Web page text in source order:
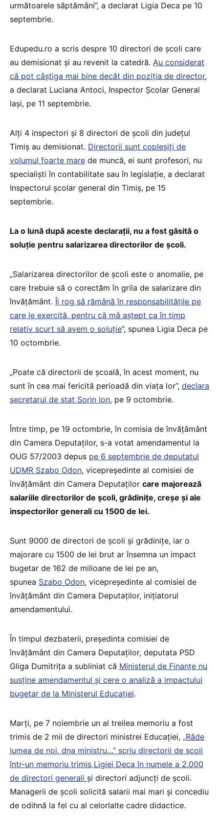
următoarele săptămâni”, a declarat Ligia Deca pe 10
septembrie.
Edupedu.ro a scris despre 10 directori de școli care
au demisionat și au revenit la catedră. Au considerat
că pot câștiga mai bine decât din poziția de director,
a declarat Luciana Antoci, Inspector Școlar General
Iași, pe 11 septembrie.
Alți 4 inspectori și 8 directori de școli din județul
Timiș au demisionat. Directorii sunt copleșiți de
volumul foarte mare de muncă, ei sunt profesori, nu
specialiști în contabilitate sau în legislație, a declarat
Inspectorul școlar general din Timiș, pe 15
septembrie.
La o lună după aceste declarații, nu a fost găsită o
soluție pentru salarizarea directorilor de şcoli.
„Salarizarea directorilor de școli este o anomalie, pe
care trebuie să o corectăm în grila de salarizare din
învățământ. Îi rog să rămână în responsabilitățile pe
care le exercită, pentru că mă aștept ca în timp
relativ scurt să avem o soluție”, spunea Ligia Deca pe
10 octombrie.
„Poate că directorii de școală, în acest moment, nu
sunt în cea mai fericită perioadă din viața lor”, declara
secretarul de stat Sorin Ion, pe 9 octombrie.
Între timp, pe 19 octombrie, în comisia de învățământ
din Camera Deputaților, s-a votat amendamentul la
OUG 57/2003 depus pe 6 septembrie de deputatul
UDMR Szabo Odon, vicepreședinte al comisiei de
învățământ din Camera Deputaților care majorează
salariile directorilor de școli, grădinițe, creșe și ale
inspectorilor generali cu 1500 de lei.
Sunt 9000 de directori de școli și grădinițe, iar o
majorare cu 1500 de lei brut ar însemna un impact
bugetar de 162 de milioane de lei pe an,
spunea Szabo Odon, vicepreședinte al comisiei de
învățământ din Camera Deputaților, inițiatorul
amendamentului.
În timpul dezbaterii, președinta comisiei de
învățământ din Camera Deputaților, deputata PSD
Gliga Dumitrița a subliniat că Ministerul de Finanțe nu
susține amendamentul și cere o analiză a impactului
bugetar de la Ministerul Educației.
Marți, pe 7 noiembrie un al treilea memoriu a fost
trimis de 2 mii de directori ministrei Educației, „Râde
lumea de noi, dna ministru…” scriu directorii de școli
într-un memoriu trimis Ligiei Deca în numele a 2.000
de directori generali și directori adjuncți de școli.
Managerii de școli solicită salarii mai mari și concediu
de odihnă la fel cu al celorlalte cadre didactice.